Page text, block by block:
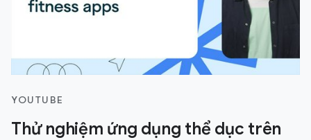
YOUTUBE
Thử nghiệm ứng dụng thể dục trên